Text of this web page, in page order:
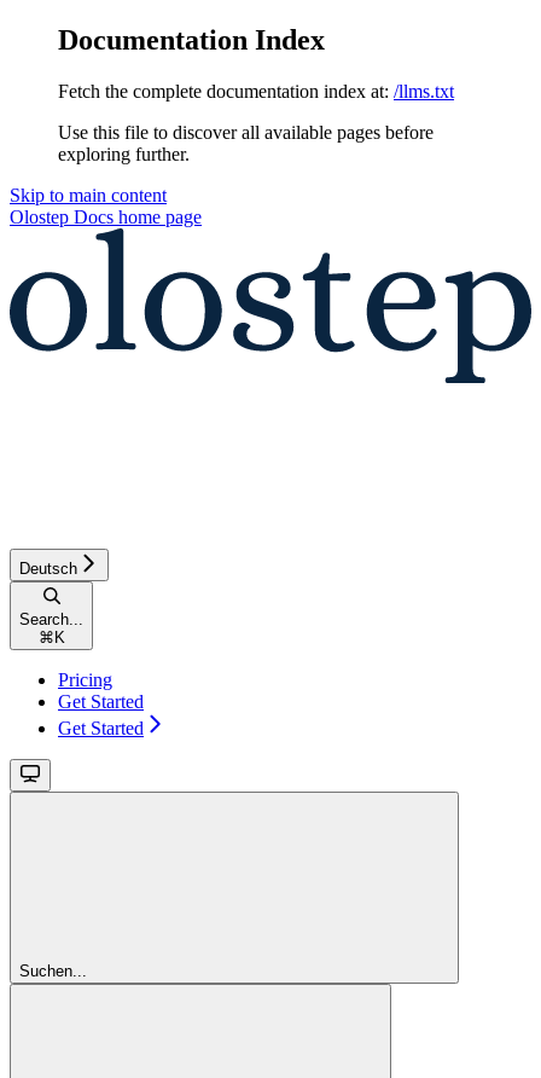
Documentation Index
Fetch the complete documentation index at: /llms.txt
Use this file to discover all available pages before
exploring further.
Skip to main content
Olostep Docs home page
Deutsch
Search...
⌘ K
Pricing
Get Started
Get Started
Suchen...